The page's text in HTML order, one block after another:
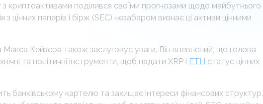
криптоактивами поділився своїми прогнозами щодо майбутнього
з цінних паперів і бірж (SEC) незабаром визнає ці активи цінними
Макса Кейзера також заслуговує уваги. Він впевнений, що голова
та політичні інструменти, щоб надати XRP і ETH статус цінних
банківському картелю та захищає інтереси фінансових структур.